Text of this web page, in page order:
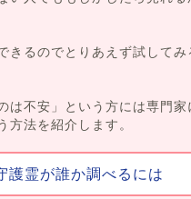
きるのでとりあえず試してみ
は不安」という方には専門
方法を紹介します。
護霊が誰か調べるには